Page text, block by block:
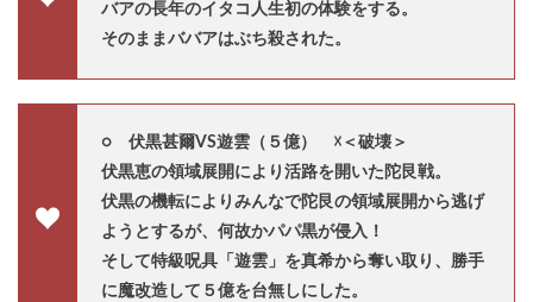
バアの長年のイタコ人生初の体験をする。
そのままババアはぶち殺された。
○ 伏黒甚爾VS遊雲（５億） ☓＜破壊＞
伏黒恵の領域展開により活路を開いた陀艮戦。
伏黒の機転によりみんなで陀艮の領域展開から逃げ
ようとするが、何故かパパ黒が侵入！
そして特級呪具「遊雲」を真希から奪い取り、勝手
に魔改造して５億を台無しにした。